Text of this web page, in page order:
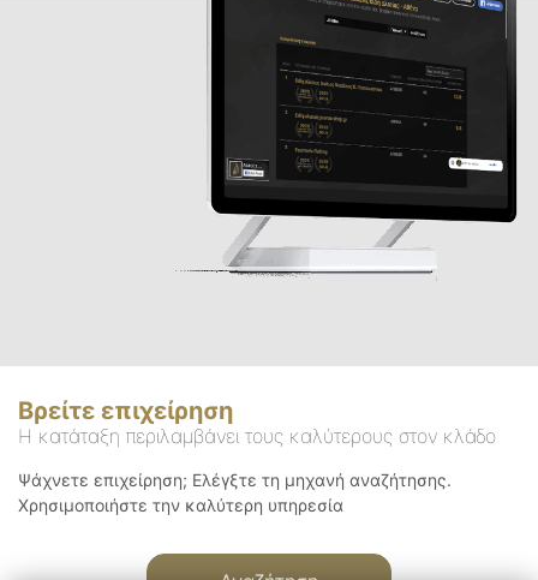
Βρείτε επιχείρηση
Η κατάταξη περιλαμβάνει τους καλύτερους στον κλάδο
Ψάχνετε επιχείρηση; Ελέγξτε τη μηχανή αναζήτησης.
Χρησιμοποιήστε την καλύτερη υπηρεσία